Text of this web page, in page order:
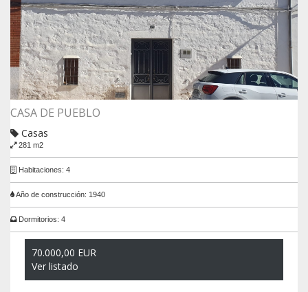
CASA DE PUEBLO
Casas
281 m2
Habitaciones: 4
Año de construcción: 1940
Dormitorios: 4
70.000,00 EUR
Ver listado